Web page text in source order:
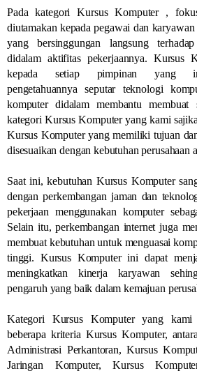
Pada kategori Kursus Komputer ,
diutamakan kepada pegawai dan
yang bersinggungan langsung
didalam aktifitas pekerjaannya. Kursus
kepada setiap pimpinan yang
pengetahuannya seputar teknologi
komputer didalam membantu membuat
kategori Kursus Komputer yang kami
Kursus Komputer yang memiliki tujuan
disesuaikan dengan kebutuhan perusahaan
Saat ini, kebutuhan Kursus Komputer
dengan perkembangan jaman dan
pekerjaan menggunakan komputer
Selain itu, perkembangan internet juga
membuat kebutuhan untuk menguasai
tinggi. Kursus Komputer ini dapat
meningkatkan kinerja karyawan
pengaruh yang baik dalam kemajuan
Kategori Kursus Komputer yang kami
beberapa kriteria Kursus Komputer,
Administrasi Perkantoran, Kursus
Jaringan Komputer, Kursus